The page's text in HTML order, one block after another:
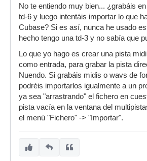
No te entiendo muy bien... ¿grabáis
td-6 y luego intentáis importar lo que
Cubase? Si es así, nunca he usado
hecho tengo una td-3 y no sabía que
Lo que yo hago es crear una pista
como entrada, para grabar la pista
Nuendo. Si grabáis midis o wavs de
podréis importarlos igualmente a un
ya sea "arrastrando" el fichero en
pista vacía en la ventana del
el menú "Fichero" -> "Importar".